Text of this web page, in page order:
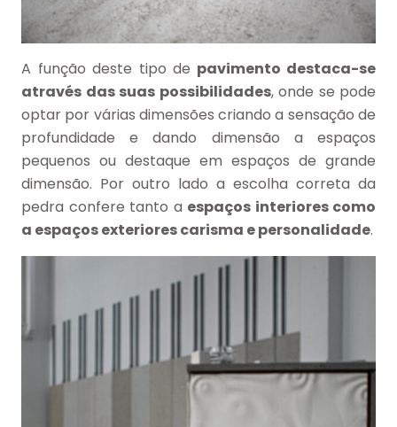
A função deste tipo de pavimento destaca-se
através das suas possibilidades, onde se pode
optar por várias dimensões criando a sensação de
profundidade e dando dimensão a espaços
pequenos ou destaque em espaços de grande
dimensão. Por outro lado a escolha correta da
pedra confere tanto a espaços interiores como
a espaços exteriores carisma e personalidade.